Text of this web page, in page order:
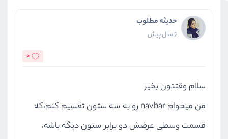
حدیثه مطلوب
6 سال پیش
0
سلام وقتتون بخیر
من میخوام navbar رو به سه ستون تقسیم کنم،که
قسمت وسطی عرضش دو برابر ستون دیگه باشه،